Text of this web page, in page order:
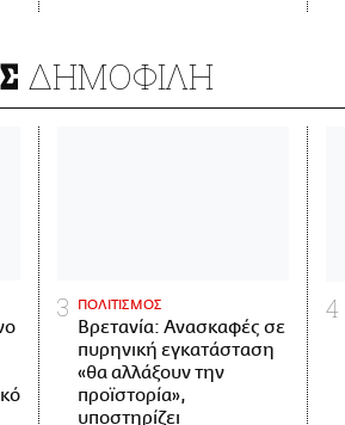
ΔΗΜΟΦΙΛΗ
ΠΟΛΙΤΙΣΜΟΣ
Βρετανία: Ανασκαφές σε
πυρηνική εγκατάσταση
«θα αλλάξουν την
προϊστορία»,
υποστηρίζει